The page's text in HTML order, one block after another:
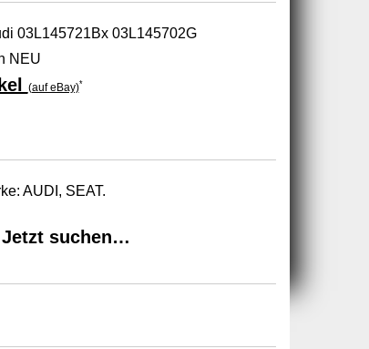
03L145721Bx 03L145702G
NEU
(auf eBay)*
AUDI, SEAT.
Jetzt suchen…